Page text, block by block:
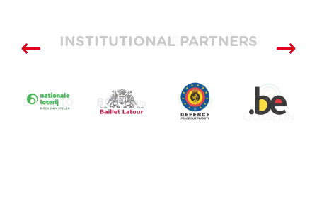
SUPPLIERS
INSTITUTIONAL PARTNERS